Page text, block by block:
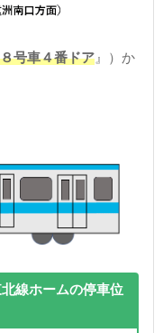
８号車４番ドア 』）か
線ホームの停車位